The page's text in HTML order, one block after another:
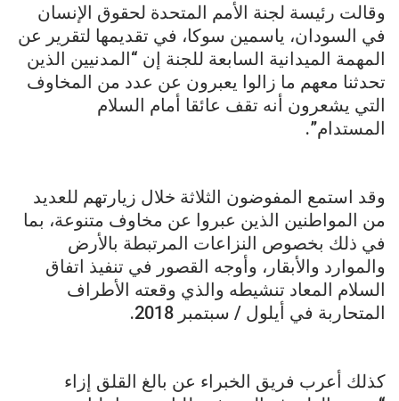
وقالت رئيسة لجنة الأمم المتحدة لحقوق الإنسان
في السودان، ياسمين سوكا، في تقديمها لتقرير عن
المهمة الميدانية السابعة للجنة إن “المدنيين الذين
تحدثنا معهم ما زالوا يعبرون عن عدد من المخاوف
التي يشعرون أنه تقف عائقا أمام السلام
المستدام”.
وقد استمع المفوضون الثلاثة خلال زيارتهم للعديد
من المواطنين الذين عبروا عن مخاوف متنوعة، بما
في ذلك بخصوص النزاعات المرتبطة بالأرض
والموارد والأبقار، وأوجه القصور في تنفيذ اتفاق
السلام المعاد تنشيطه والذي وقعته الأطراف
المتحاربة في أيلول / سبتمبر 2018.
كذلك أعرب فريق الخبراء عن بالغ القلق إزاء